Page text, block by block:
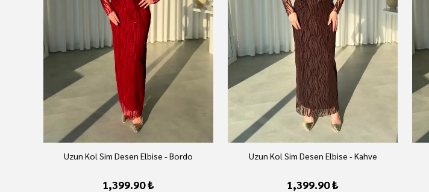
Uzun Kol Sim Desen Elbise - Bordo
1,399.90 ₺
Uzun Kol Sim Desen Elbise - Kahve
1,399.90 ₺